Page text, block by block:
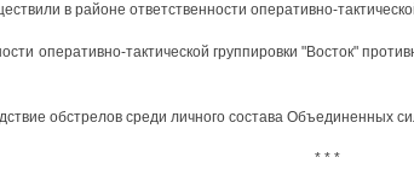
в районе ответственности оперативно-
оперативно-тактической группировки "Восток"
обстрелов среди личного состава Объединенных
* * *